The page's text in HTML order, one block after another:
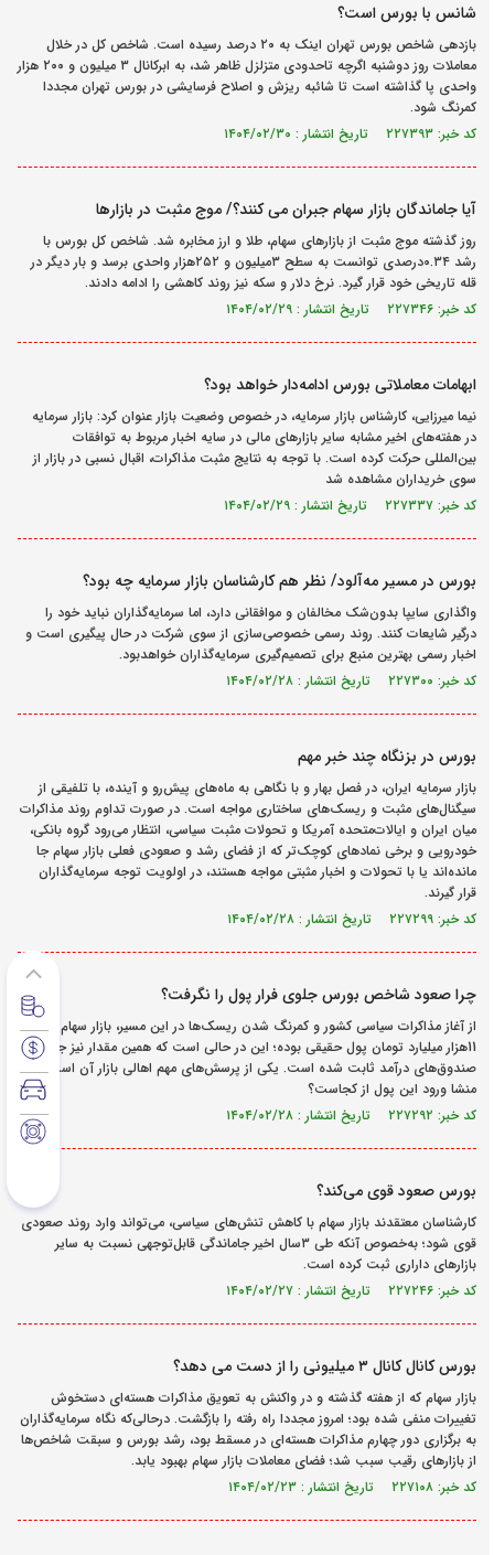
شانس با بورس است؟
بازدهی شاخص بورس تهران اینک به ۲۰ درصد رسیده است. شاخص کل در خلال
معاملات روز دوشنبه اگرچه تاحدودی متزلزل ظاهر شد، به ابرکانال ۳ میلیون و ۲۰۰ هزار
واحدی پا گذاشته است تا شائبه ریزش و اصلاح فرسایشی در بورس تهران مجددا
کمرنگ شود.
کد خبر: ۲۲۷۳۹۳ تاریخ انتشار : ۱۴۰۴/۰۲/۳۰
آیا جاماندگان بازار سهام جبران می کنند؟/ موج مثبت در بازارها
روز گذشته موج مثبت از بازارهای سهام، طلا و ارز مخابره شد. شاخص کل بورس با
رشد ۰.۳۴درصدی توانست به سطح ۳میلیون و ۲۵۲هزار واحدی برسد و بار دیگر در
قله تاریخی خود قرار گیرد. نرخ دلار و سکه نیز روند کاهشی را ادامه دادند.
کد خبر: ۲۲۷۳۴۶ تاریخ انتشار : ۱۴۰۴/۰۲/۲۹
ابهامات معاملاتی بورس ادامه‌دار خواهد بود؟
نیما میرزایی، کارشناس بازار سرمایه، در خصوص وضعیت بازار عنوان کرد: بازار سرمایه
در هفته‌های اخیر مشابه سایر بازارهای مالی در سایه اخبار مربوط به توافقات
بین‌المللی حرکت کرده است. با توجه به نتایج مثبت مذاکرات، اقبال نسبی در بازار از
سوی خریداران مشاهده شد
کد خبر: ۲۲۷۳۳۷ تاریخ انتشار : ۱۴۰۴/۰۲/۲۹
بورس در مسیر مه‏‏‏‏‌آلود/ نظر هم کارشناسان بازار سرمایه چه بود؟
واگذاری سایپا بدون‌شک مخالفان و موافقانی دارد، اما سرمایه‌گذاران نباید خود را
درگیر شایعات کنند. روند رسمی خصوصی‌‌‌‌‌سازی از سوی شرکت در حال پیگیری است و
اخبار رسمی بهترین منبع برای تصمیم‌گیری سرمایه‌گذاران خواهدبود.
کد خبر: ۲۲۷۳۰۰ تاریخ انتشار : ۱۴۰۴/۰۲/۲۸
بورس‌ در بزنگاه چند خبر مهم
بازار سرمایه ایران، در فصل بهار و با نگاهی به ماه‌های پیش‌‌‌‌‌‌رو و آینده، با تلفیقی از
سیگنال‌های مثبت و ریسک‌های ساختاری مواجه است. در صورت تداوم روند مذاکرات
میان ایران و ایالات‌متحده آمریکا و تحولات مثبت سیاسی، انتظار می‌رود گروه بانکی،
خودرویی و برخی نمادهای کوچک‌تر که از فضای رشد و صعودی فعلی بازار سهام جا
مانده‌اند یا با تحولات و اخبار مثبتی مواجه هستند، در اولویت توجه سرمایه‌گذاران
قرار گیرند.
کد خبر: ۲۲۷۲۹۹ تاریخ انتشار : ۱۴۰۴/۰۲/۲۸
چرا صعود شاخص بورس جلوی فرار پول را نگرفت؟
از آغاز مذاکرات سیاسی کشور و کمرنگ شدن ریسک‌ها در این مسیر، بازار سهام میزبان
11هزار میلیارد تومان پول حقیقی بوده؛ این در حالی است که همین مقدار نیز جذب
صندوق‌های درآمد ثابت شده است. یکی از پرسش‌های مهم اهالی بازار آن است که
منشا ورود این پول از کجاست؟
کد خبر: ۲۲۷۲۹۲ تاریخ انتشار : ۱۴۰۴/۰۲/۲۸
بورس صعود قوی می‌کند؟
کارشناسان معتقدند بازار سهام با کاهش تنش‌های سیاسی، می‌تواند وارد روند صعودی
قوی شود؛ به‌خصوص آنکه طی ۳سال اخیر جاماندگی قابل‌توجهی نسبت به سایر
بازارهای داراری ثبت کرده است.
کد خبر: ۲۲۷۲۴۶ تاریخ انتشار : ۱۴۰۴/۰۲/۲۷
بورس کانال کانال ۳ میلیونی را از دست می دهد؟
بازار سهام که از هفته گذشته و در واکنش به تعویق مذاکرات هسته‌‌‌ای دستخوش
تغییرات منفی شده بود؛ امروز مجددا راه رفته را بازگشت. درحالی‌که نگاه سرمایه‌گذاران
به برگزاری دور چهارم مذاکرات هسته‌‌‌ای در مسقط بود، رشد بورس و سبقت شاخص‌‌‌ها
از بازارهای رقیب سبب شد؛ فضای معاملات بازار سهام بهبود یابد.
کد خبر: ۲۲۷۱۰۸ تاریخ انتشار : ۱۴۰۴/۰۲/۲۳